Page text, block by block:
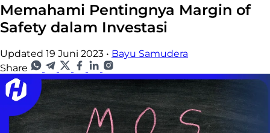
Memahami Pentingnya Margin of
Safety dalam Investasi
Updated 19 Juni 2023 • Bayu Samudera
Share